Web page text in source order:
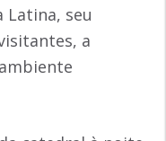
Latina, seu
a